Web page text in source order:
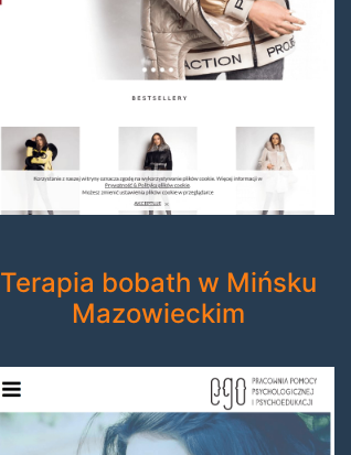
Terapia bobath w Mińsku
Mazowieckim